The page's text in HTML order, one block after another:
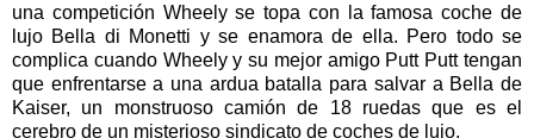
una competición Wheely se topa con la famosa coche de
lujo Bella di Monetti y se enamora de ella. Pero todo se
complica cuando Wheely y su mejor amigo Putt Putt tengan
que enfrentarse a una ardua batalla para salvar a Bella de
Kaiser, un monstruoso camión de 18 ruedas que es el
cerebro de un misterioso sindicato de coches de lujo.